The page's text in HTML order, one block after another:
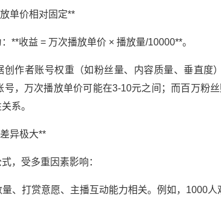
单价相对固定**
**收益 = 万次播放单价 × 播放量/10000**。
创作者账号权重（如粉丝量、内容质量、垂直度
，万次播放单价可能在3-10元之间；而百万粉
系。
异极大**
，受多重因素影响：
、打赏意愿、主播互动能力相关。例如，1000人